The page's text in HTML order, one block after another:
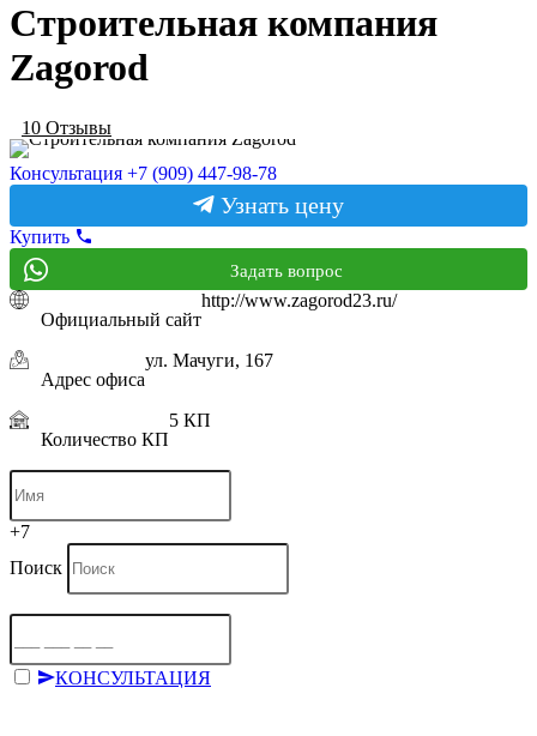
Строительная компания
Zagorod
10 Отзывы
Консультация +7 (909) 447-98-78
Узнать цену
Купить
Задать вопрос
Официальный сайт
http://www.zagorod23.ru/
Адрес офиса
ул. Мачуги, 167
Количество КП
5 КП
+7
Поиск
КОНСУЛЬТАЦИЯ